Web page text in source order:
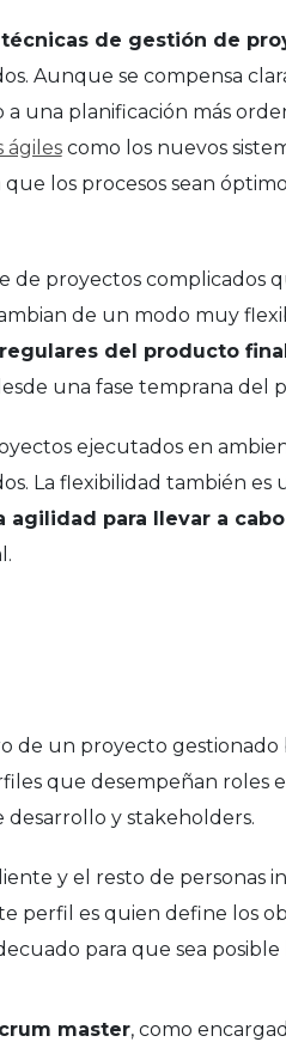
de gestión de
Aunque se compensa
una planificación más
ágilescomo los nuevos
que los procesos sean
de proyectos complicados
de un modo muy
del producto
una fase temprana del
ejecutados en
La flexibilidad también
agilidad para llevar a
de un proyecto gestionado
que desempeñan roles
y stakeholders.
y el resto de personas
perfil es quien define los
para que sea posible
master, como